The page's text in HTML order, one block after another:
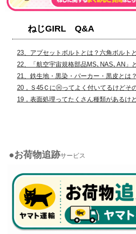
ねじGIRL Q&A
23、アプセットボルトとは？六角ボルト
22、「航空宇宙規格部品MS､NAS､AN」
21、鉄生地・黒染・パーカー・黒皮とは？
20，Ｓ45ＣにⒽってよく付いてるけどそ
19，表面処理ってたくさん種類があるけ
●お荷物追跡サービス